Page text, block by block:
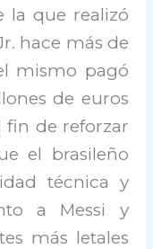
la que realizó
hace más de
mismo pagó
de euros
fin de reforzar
el brasileño
técnica y
a Messi y
más letales